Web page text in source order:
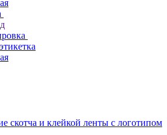
скотча и клейкой ленты с логотипом